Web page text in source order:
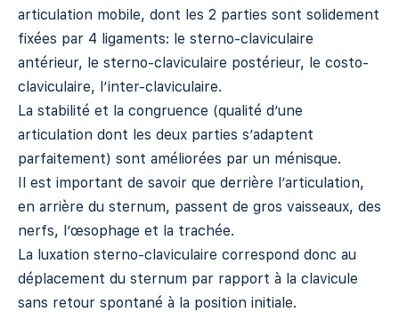
articulation mobile, dont les 2 parties sont solidement
fixées par 4 ligaments: le sterno-claviculaire
antérieur, le sterno-claviculaire postérieur, le costo-
claviculaire, l’inter-claviculaire.
La stabilité et la congruence (qualité d’une
articulation dont les deux parties s’adaptent
parfaitement) sont améliorées par un ménisque.
Il est important de savoir que derrière l’articulation,
en arrière du sternum, passent de gros vaisseaux, des
nerfs, l’œsophage et la trachée.
La luxation sterno-claviculaire correspond donc au
déplacement du sternum par rapport à la clavicule
sans retour spontané à la position initiale.